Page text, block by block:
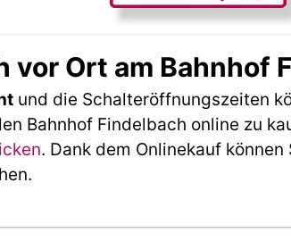
vor Ort am
und die Schalteröffnungszeiten
Bahnhof Findelbach online zu
. Dank dem Onlinekauf